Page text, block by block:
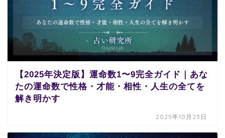
【2025年決定版】運命数1〜9完全ガイド｜あな
たの運命数で性格・才能・相性・人生の全てを
解き明かす
2025年10月23日